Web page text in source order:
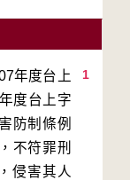
1
年度台上
度台上字
防制條例
不符罪刑
侵害其人